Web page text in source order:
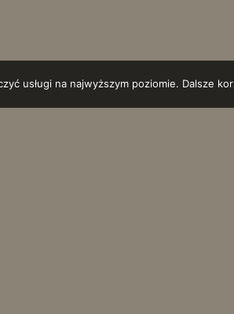
usługi na najwyższym poziomie. Dalsze